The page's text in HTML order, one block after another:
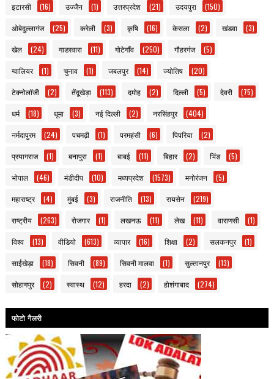
इटारसी (16) उज्जैन (1) उत्तरप्रदेश (21) उदयपुरा (150)
ओबेदुल्लागंज (25) करेली (3) कृषि (16) केसला (2) खंडवा (3)
खेल (24) गाडरवारा (11) गोटेगाँव (250) गौहरगंज (5)
ग्वालियर (1) चुनाव (1) जबलपुर (14) ज्योतिष (20)
टेक्नोलॉजी (2) तेंदूखेड़ा (113) दमोह (2) दिल्ली (5) देवरी (75)
धर्म (18) धूमा (3) नई दिल्ली (2) नरसिंहपुर (404)
नर्मदापुरम (24) पचमढ़ी (1) परमहंसी (6) पिपरिया (2)
प्रयागराज (1) बनापुरा (1) बाबई (11) बिहार (2) भिंड (5)
भोपाल (46) मंडीदीप (10) मध्यप्रदेश (1573) मनोरंजन (5)
महाराष्ट्र (4) मुंबई (3) राजनीति (13) रायसेन (219)
राष्ट्रीय (263) रोजगार (1) लखनऊ (11) लेख (11) वाराणसी (1)
विश्व (13) वीडियो (613) व्यापार (16) शिक्षा (2) सलकनपुर (1)
साईंखेड़ा (18) सिवनी (89) सिवनी मालवा (1) सुल्तानपुर (13)
सोहागपुर (2) स्वास्थ (12) हरदा (2) होशंगाबाद (274)
फोटो गैलरी